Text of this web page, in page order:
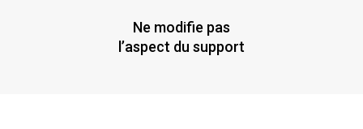
Ne modifie pas
l’aspect du support